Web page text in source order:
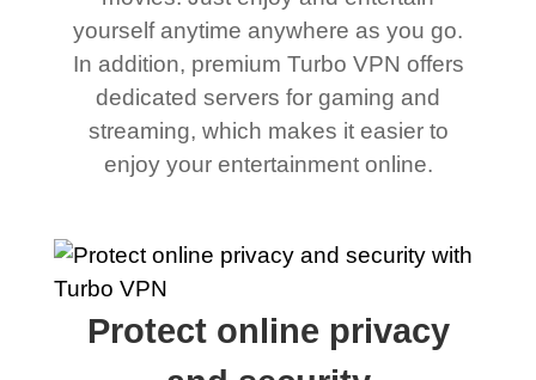
yourself anytime anywhere as you go.
In addition, premium Turbo VPN offers
dedicated servers for gaming and
streaming, which makes it easier to
enjoy your entertainment online.
Protect online privacy